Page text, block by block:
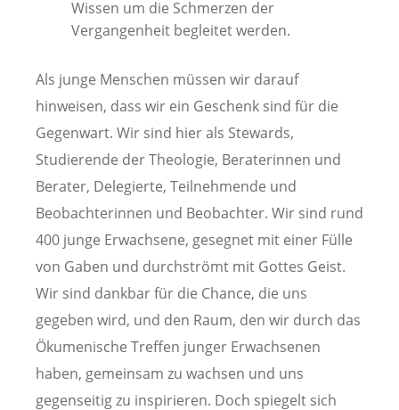
Wissen um die Schmerzen der
Vergangenheit begleitet werden.
Als junge Menschen müssen wir darauf
hinweisen, dass wir ein Geschenk sind für die
Gegenwart. Wir sind hier als Stewards,
Studierende der Theologie, Beraterinnen und
Berater, Delegierte, Teilnehmende und
Beobachterinnen und Beobachter. Wir sind rund
400 junge Erwachsene, gesegnet mit einer Fülle
von Gaben und durchströmt mit Gottes Geist.
Wir sind dankbar für die Chance, die uns
gegeben wird, und den Raum, den wir durch das
Ökumenische Treffen junger Erwachsenen
haben, gemeinsam zu wachsen und uns
gegenseitig zu inspirieren. Doch spiegelt sich